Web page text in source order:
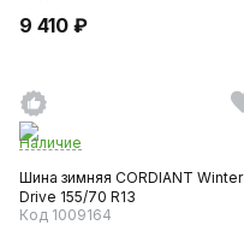
9 410 ₽
Наличие
Шина зимняя CORDIANT Winter
Drive 155/70 R13
Код 1009164